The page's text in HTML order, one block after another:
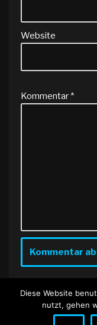
Website
Kommentar *
Diese Website
nutzt, gehen